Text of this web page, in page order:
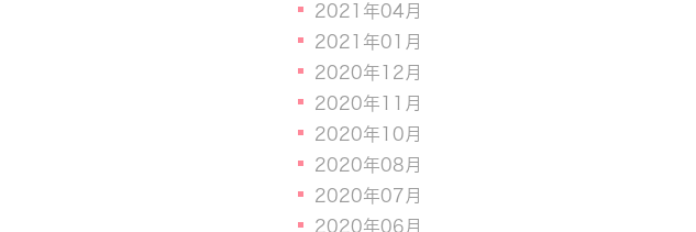
2021年04月
2021年01月
2020年12月
2020年11月
2020年10月
2020年08月
2020年07月
2020年06月